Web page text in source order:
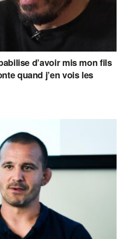
d’avoir mis mon fils
quand j’en vois les